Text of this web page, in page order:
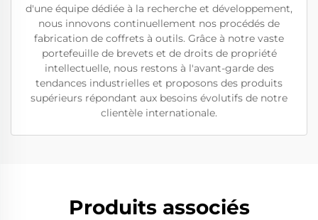
d'une équipe dédiée à la recherche et développement,
nous innovons continuellement nos procédés de
fabrication de coffrets à outils. Grâce à notre vaste
portefeuille de brevets et de droits de propriété
intellectuelle, nous restons à l'avant-garde des
tendances industrielles et proposons des produits
supérieurs répondant aux besoins évolutifs de notre
clientèle internationale.
Produits associés